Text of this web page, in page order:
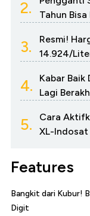
2.
Tahun
3.
Resmi!
14.924/
4.
Kabar Baik
Lagi
5.
Cara
XL-Indosat
Features
Bangkit dari Kubur!
Digit